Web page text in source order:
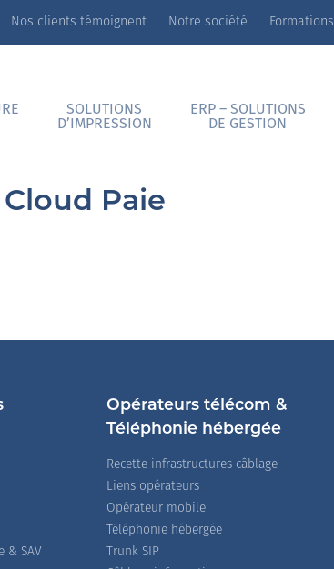
Nos clients témoignent Notre société Formations
SOLUTIONS
D’IMPRESSION
ERP – SOLUTIONS
DE GESTION
Paie
& SAV
Opérateurs télécom &
Téléphonie hébergée
Recette infrastructures câblage
Liens opérateurs
Opérateur mobile
Téléphonie hébergée
Trunk SIP